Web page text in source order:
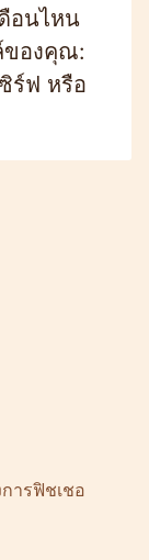
อนไหน
ของคุณ:
ร์ฟ หรือ
ารฟิชเชอ